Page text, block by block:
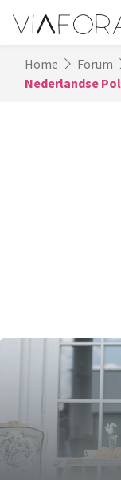
Home Forum
Nederlandse